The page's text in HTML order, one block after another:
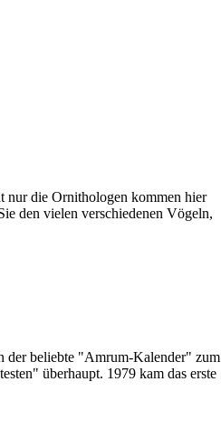
nur die Ornithologen kommen hier
den vielen verschiedenen Vögeln,
der beliebte "Amrum-Kalender" zum
überhaupt. 1979 kam das erste